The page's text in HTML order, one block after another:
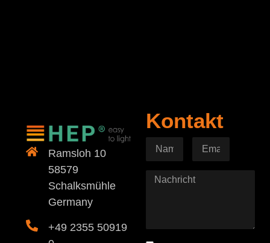
Ramsloh 10
58579
Schalksmühle
Germany
+49 2355 50919
Kontakt